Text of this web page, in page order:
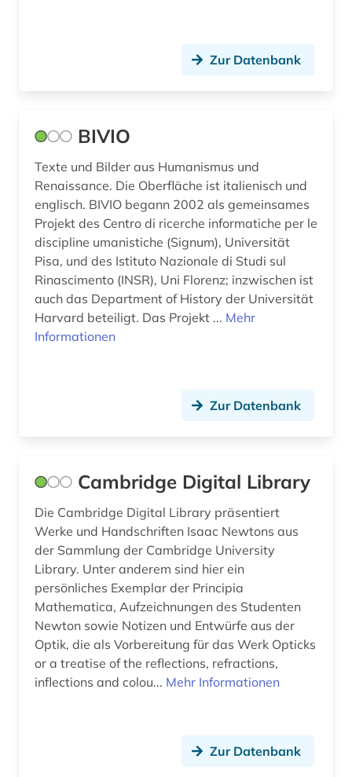
theologe; pädagoge; übersetzer; philosoph;
scholastik (1)
schriftverkehr (1)
sicherheitspolitik (1)
sozialphilosophie (1)
sozialwissenschaften (4)
soziologie (1)
südasien (2)
südostasien (1)
südosteuropa (1)
textsammlung (1)
theologie (6)
thesaurus (1)
thomas von aquin (1)
Zur Datenbank
BIVIO
Texte und Bilder aus Humanismus und
Renaissance. Die Oberfläche ist italienisch und
englisch. BIVIO begann 2002 als gemeinsames
Projekt des Centro di ricerche informatiche per le
discipline umanistiche (Signum), Universität
Pisa, und des Istituto Nazionale di Studi sul
Rinascimento (INSR), Uni Florenz; inzwischen ist
auch das Department of History der Universität
Harvard beteiligt. Das Projekt ... Mehr
Informationen
Zur Datenbank
Cambridge Digital Library
Die Cambridge Digital Library präsentiert
Werke und Handschriften Isaac Newtons aus
der Sammlung der Cambridge University
Library. Unter anderem sind hier ein
persönliches Exemplar der Principia
Mathematica, Aufzeichnungen des Studenten
Newton sowie Notizen und Entwürfe aus der
Optik, die als Vorbereitung für das Werk Opticks
or a treatise of the reflections, refractions,
inflections and colou... Mehr Informationen
Zur Datenbank